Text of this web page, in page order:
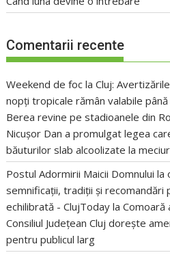
Comentarii recente
Weekend de foc la Cluj:
nopți tropicale rămân valabile
Berea revine pe stadioanele din
Nicușor Dan a promulgat legea
băuturilor slab alcoolizate la
Postul Adormirii Maicii Domnului
semnificații, tradiții și recomandări
echilibrată - ClujToday laComoară
Consiliul Județean Cluj dorește
pentru publicul larg